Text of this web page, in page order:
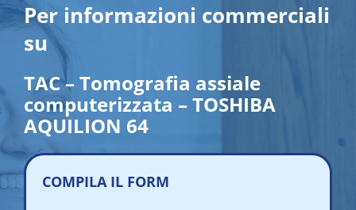
Per informazioni commerciali
su
TAC – Tomografia assiale
computerizzata – TOSHIBA
AQUILION 64
COMPILA IL FORM